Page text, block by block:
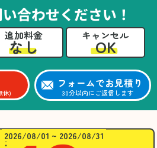
いても教えていただき、
今後の片付けにも役立つ
知識が増えました。また
何かあれば、ぜひお願い
心のこもったサービスを
ありがとうございまし
た。
合わせください！
追加料金
なし
キャンセル
OK
休)
フォームでお見積り
30分以内にご返信します
2026/08/01 ~ 2026/08/31